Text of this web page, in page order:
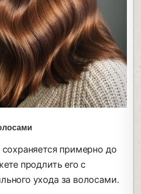
примерно до
продлить его с
ухода за волосами.